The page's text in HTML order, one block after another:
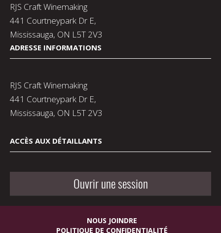
RJS Craft Winemaking
441 Courtneypark Dr E,
Mississauga, ON L5T 2V3
ADRESSE INFORMATIONS
RJS Craft Winemaking
441 Courtneypark Dr E,
Mississauga, ON L5T 2V3
ACCÈS AUX DÉTAILLANTS
Ouvrir une session
NOUS JOINDRE
POLITIQUE DE CONFIDENTIALITÉ